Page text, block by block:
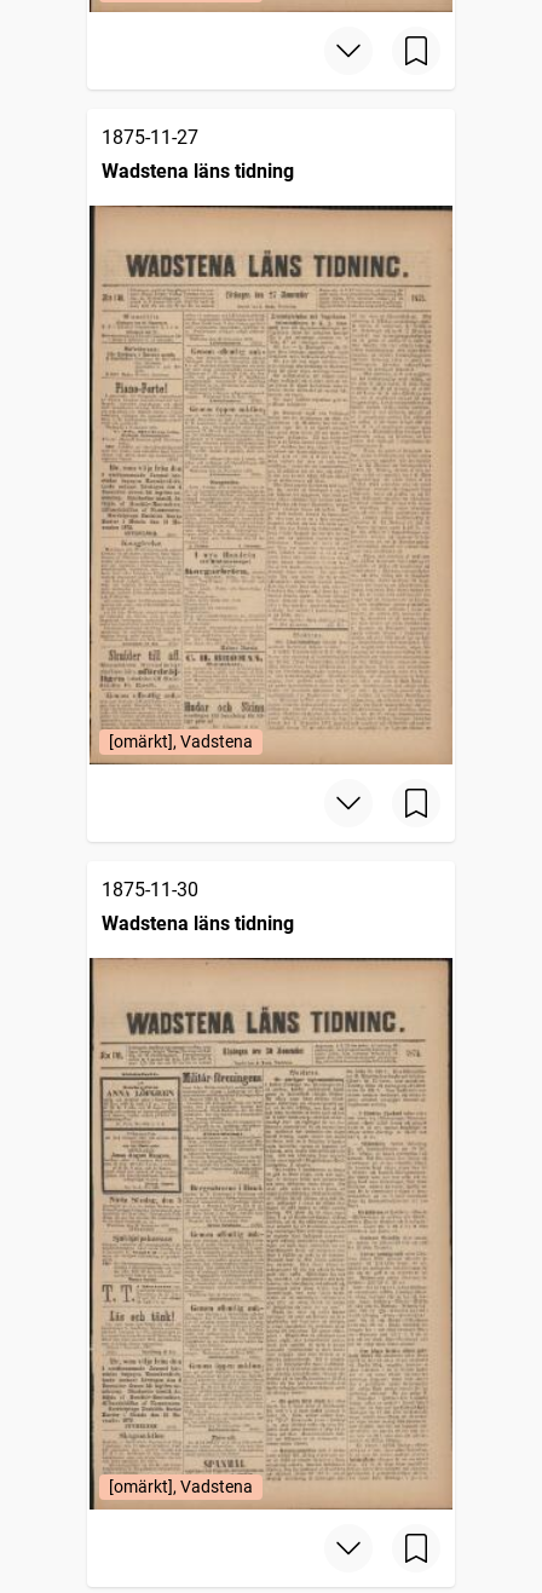
1875-11-27
Wadstena läns tidning
[omärkt], Vadstena
1875-11-30
Wadstena läns tidning
[omärkt], Vadstena